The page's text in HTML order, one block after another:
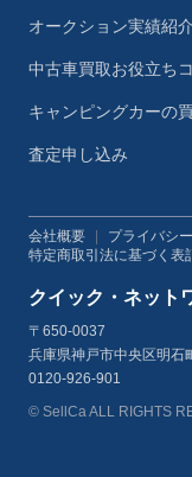
オークション実績紹介
中古車買取お役立ち
キャンピングカーの
査定申し込み
会社概要 プライバシ
特定商取引法に基づく表
クイック・ネット
〒650-0037
兵庫県神戸市中央区明石
0120-926-901
© SellCa ALL RIGHTS